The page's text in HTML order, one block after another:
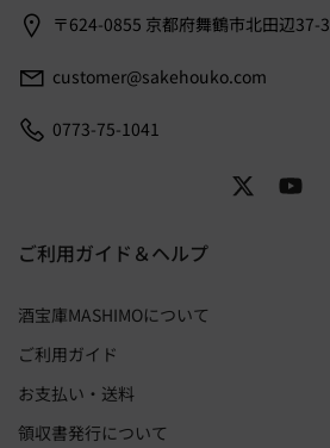
〒624-0855 京都府舞鶴市北田辺37-3
customer@sakehouko.com
0773-75-1041
ご利用ガイド＆ヘルプ
酒宝庫MASHIMOについて
ご利用ガイド
お支払い・送料
領収書発行について